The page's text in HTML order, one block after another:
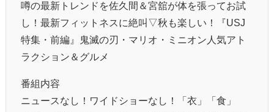
噂の最新トレンドを佐久間＆宮舘が体を張ってお試
し！最新フィットネスに絶叫▽秋も楽しい！『USJ
特集・前編』鬼滅の刃・マリオ・ミニオン人気アト
ラクション＆グルメ
番組内容
ニュースなし！ワイドショーなし！「衣」「食」